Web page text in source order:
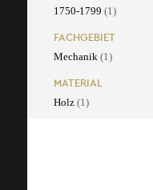
1750-1799 (1)
FACHGEBIET
Mechanik (1)
MATERIAL
Holz (1)